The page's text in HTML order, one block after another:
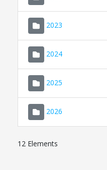
2023
2024
2025
2026
12 Elements